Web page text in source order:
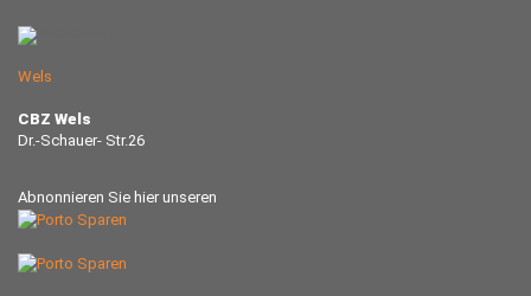
Wels
CBZ Wels
Dr.-Schauer- Str.26
Abnonnieren Sie hier unseren